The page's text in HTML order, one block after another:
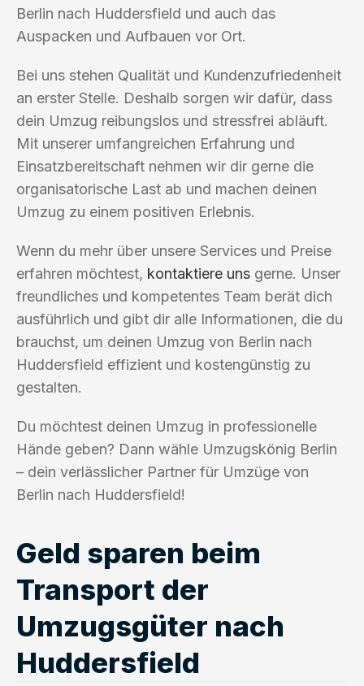
Berlin nach Huddersfield und auch das
Auspacken und Aufbauen vor Ort.
Bei uns stehen Qualität und Kundenzufriedenheit
an erster Stelle. Deshalb sorgen wir dafür, dass
dein Umzug reibungslos und stressfrei abläuft.
Mit unserer umfangreichen Erfahrung und
Einsatzbereitschaft nehmen wir dir gerne die
organisatorische Last ab und machen deinen
Umzug zu einem positiven Erlebnis.
Wenn du mehr über unsere Services und Preise
erfahren möchtest, kontaktiere uns gerne. Unser
freundliches und kompetentes Team berät dich
ausführlich und gibt dir alle Informationen, die du
brauchst, um deinen Umzug von Berlin nach
Huddersfield effizient und kostengünstig zu
gestalten.
Du möchtest deinen Umzug in professionelle
Hände geben? Dann wähle Umzugskönig Berlin
– dein verlässlicher Partner für Umzüge von
Berlin nach Huddersfield!
Geld sparen beim
Transport der
Umzugsgüter nach
Huddersfield